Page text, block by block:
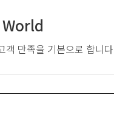
객 만족을 기본으로 합니다